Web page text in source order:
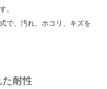
。
で、汚れ、ホコリ、キズを
耐性